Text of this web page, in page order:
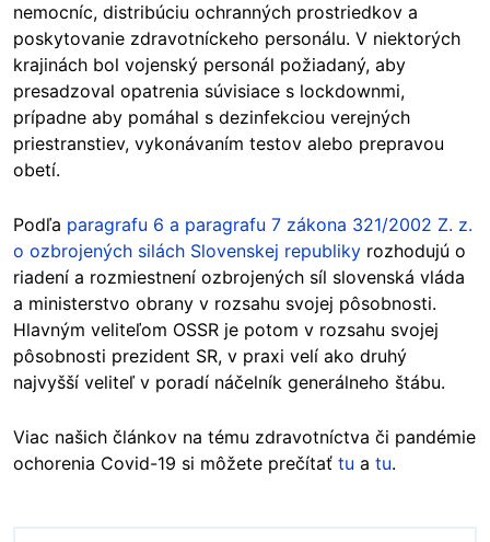
nemocníc, distribúciu ochranných prostriedkov a
poskytovanie zdravotníckeho personálu. V niektorých
krajinách bol vojenský personál požiadaný, aby
presadzoval opatrenia súvisiace s lockdownmi,
prípadne aby pomáhal s dezinfekciou verejných
priestranstiev, vykonávaním testov alebo prepravou
obetí.
Podľa paragrafu 6 a paragrafu 7 zákona 321/2002 Z. z.
o ozbrojených silách Slovenskej republiky rozhodujú o
riadení a rozmiestnení ozbrojených síl slovenská vláda
a ministerstvo obrany v rozsahu svojej pôsobnosti.
Hlavným veliteľom OSSR je potom v rozsahu svojej
pôsobnosti prezident SR, v praxi velí ako druhý
najvyšší veliteľ v poradí náčelník generálneho štábu.
Viac našich článkov na tému zdravotníctva či pandémie
ochorenia Covid-19 si môžete prečítať tu a tu.